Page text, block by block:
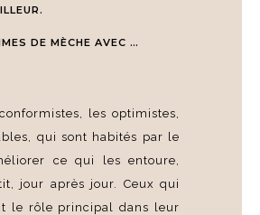
DE MÈCHE AVEC …
les optimistes,
qui sont habités par le
ce qui les entoure,
jour après jour. Ceux qui
le rôle principal dans leur